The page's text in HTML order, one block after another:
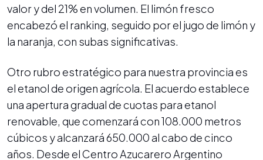
valor y del 21% en volumen. El limón fresco
encabezó el ranking, seguido por el jugo de limón y
la naranja, con subas significativas.
Otro rubro estratégico para nuestra provincia es
el etanol de origen agrícola. El acuerdo establece
una apertura gradual de cuotas para etanol
renovable, que comenzará con 108.000 metros
cúbicos y alcanzará 650.000 al cabo de cinco
años. Desde el Centro Azucarero Argentino